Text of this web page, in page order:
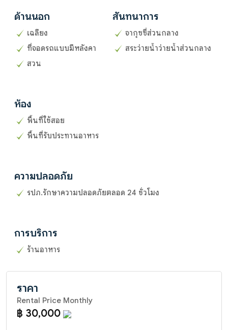
ด้านนอก
เฉลียง
ที่จอดรถแบบมีหลังคา
สวน
สันทนาการ
จากุซซี่ส่วนกลาง
สระว่ายน้ำว่ายน้ำส่วนกลาง
ห้อง
พื้นที่ใช้สอย
พื้นที่รับประทานอาหาร
ความปลอดภัย
รปภ.รักษาความปลอดภัยตลอด 24 ชั่วโมง
การบริการ
ร้านอาหาร
ราคา
Rental Price Monthly
฿ 30,000